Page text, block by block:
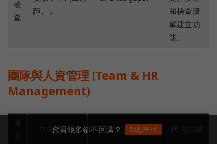
檢
查
距。」
和檢查清
單建立功
能。
團隊與人資管理 (Team & HR
Management)
中文提示詞 英文提示詞
會員很多卻不回購？ 我想學習